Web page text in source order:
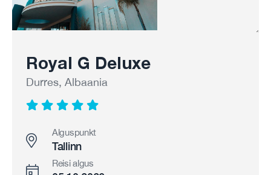
Royal G Deluxe
Durres, Albaania
Alguspunkt
Tallinn
Reisi algus